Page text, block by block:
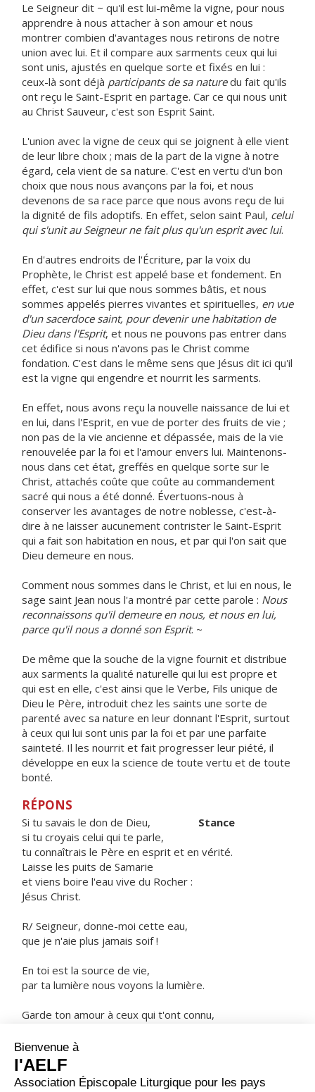
Le Seigneur dit ~ qu'il est lui-même la vigne, pour nous
apprendre à nous attacher à son amour et nous
montrer combien d'avantages nous retirons de notre
union avec lui. Et il compare aux sarments ceux qui lui
sont unis, ajustés en quelque sorte et fixés en lui :
ceux-là sont déjà participants de sa naturedu fait qu'ils
ont reçu le Saint-Esprit en partage. Car ce qui nous unit
au Christ Sauveur, c'est son Esprit Saint.
L'union avec la vigne de ceux qui se joignent à elle vient
de leur libre choix ; mais de la part de la vigne à notre
égard, cela vient de sa nature. C'est en vertu d'un bon
choix que nous nous avançons par la foi, et nous
devenons de sa race parce que nous avons reçu de lui
la dignité de fils adoptifs. En effet, selon saint Paul, celui
qui s'unit au Seigneur ne fait plus qu'un esprit avec lui.
En d'autres endroits de l'Écriture, par la voix du
Prophète, le Christ est appelé base et fondement. En
effet, c'est sur lui que nous sommes bâtis, et nous
sommes appelés pierres vivantes et spirituelles, en vue
d'un sacerdoce saint, pour devenir une habitation de
Dieu dans l'Esprit, et nous ne pouvons pas entrer dans
cet édifice si nous n'avons pas le Christ comme
fondation. C'est dans le même sens que Jésus dit ici qu'il
est la vigne qui engendre et nourrit les sarments.
En effet, nous avons reçu la nouvelle naissance de lui et
en lui, dans l'Esprit, en vue de porter des fruits de vie ;
non pas de la vie ancienne et dépassée, mais de la vie
renouvelée par la foi et l'amour envers lui. Maintenons-
nous dans cet état, greffés en quelque sorte sur le
Christ, attachés coûte que coûte au commandement
sacré qui nous a été donné. Évertuons-nous à
conserver les avantages de notre noblesse, c'est-à-
dire à ne laisser aucunement contrister le Saint-Esprit
qui a fait son habitation en nous, et par qui l'on sait que
Dieu demeure en nous.
Comment nous sommes dans le Christ, et lui en nous, le
sage saint Jean nous l'a montré par cette parole : Nous
reconnaissons qu'il demeure en nous, et nous en lui,
parce qu'il nous a donné son Esprit. ~
De même que la souche de la vigne fournit et distribue
aux sarments la qualité naturelle qui lui est propre et
qui est en elle, c'est ainsi que le Verbe, Fils unique de
Dieu le Père, introduit chez les saints une sorte de
parenté avec sa nature en leur donnant l'Esprit, surtout
à ceux qui lui sont unis par la foi et par une parfaite
sainteté. Il les nourrit et fait progresser leur piété, il
développe en eux la science de toute vertu et de toute
bonté.
RÉPONS
Si tu savais le don de Dieu, Stance
si tu croyais celui qui te parle,
tu connaîtrais le Père en esprit et en vérité.
Laisse les puits de Samarie
et viens boire l'eau vive du Rocher :
Jésus Christ.
R/ Seigneur, donne-moi cette eau,
que je n'aie plus jamais soif !
En toi est la source de vie,
par ta lumière nous voyons la lumière.
Garde ton amour à ceux qui t'ont connu,
ORAISON